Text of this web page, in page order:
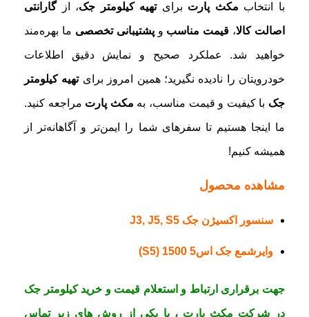
با انتخاب مکث پارت برایتهیه کیلومتر جک، ازگارانتی
اصالت کالا، قیمت مناسب وپشتیبانی تخصصی ما بهره‌مند
خواهید شد. عملکرد صحیح و نمایش دقیق اطلاعات
خودرویتان را نادیده نگیرید؛ همین امروز برایتهیه کیلومتر
جک با کیفیت و قیمت مناسب، به مکث پارت مراجعه کنید.
ما اینجا هستیم تا سفرهای شما را ایمن‌تر و آگاهانه‌تر از
همیشه کنیم!
مشاهده محصول
سنسور اکسیژن جک J3, J5, S5
وایرشمع جک اس5 1500 (S5)
جهت برقراری ارتباط و استعلام قیمت و خرید کیلومتر جک
درشرکت مکث پارت ، با یکی از روش های زیر تماس